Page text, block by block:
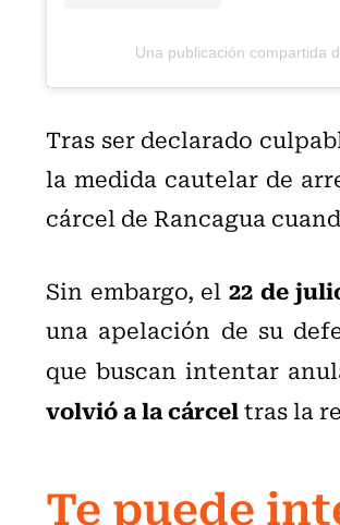
Una publicación compartida
Tras ser declarado
la medida cautelar de
cárcel de Rancagua
Sin embargo, el 22 de
una apelación de su
que buscan intentar
volvió a la cárceltras la
Te puede